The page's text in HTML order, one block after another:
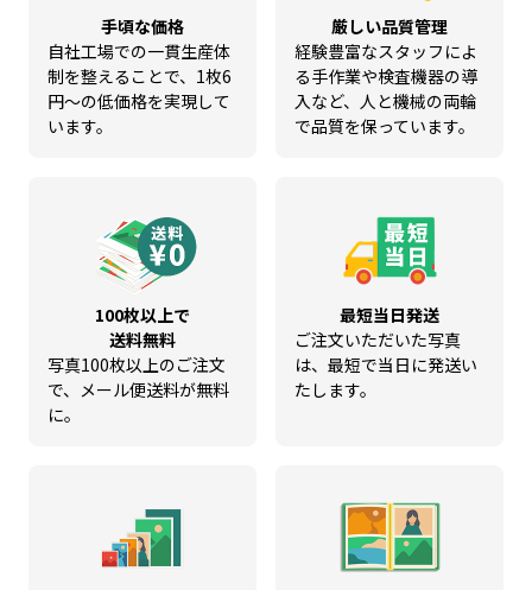
手頃な価格
自社工場での一貫生産体
制を整えることで、1枚6
円～の低価格を実現して
います。
厳しい品質管理
経験豊富なスタッフによ
る手作業や検査機器の導
入など、人と機械の両輪
で品質を保っています。
100枚以上で
送料無料
写真100枚以上のご注文
で、メール便送料が無料
に。
最短当日発送
ご注文いただいた写真
は、最短で当日に発送い
たします。